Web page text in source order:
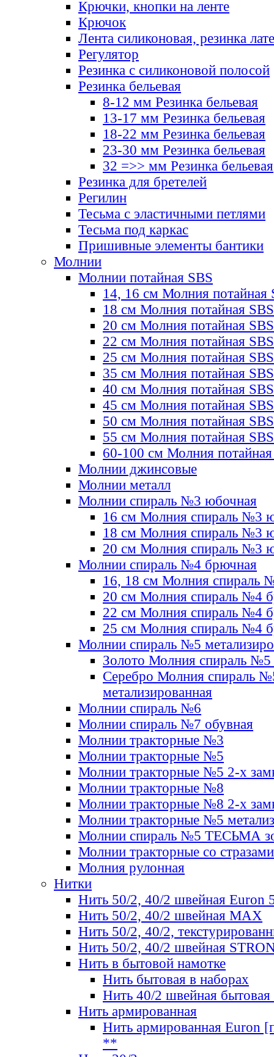
Крючки, кнопки на ленте
Крючок
Лента силиконовая, резинка
Регулятор
Резинка с силиконовой полосой
Резинка бельевая
8-12 мм Резинка бельевая
13-17 мм Резинка бельевая
18-22 мм Резинка бельевая
23-30 мм Резинка бельевая
32 =>> мм Резинка бельевая
Резинка для бретелей
Регилин
Тесьма с эластичными петлями
Тесьма под каркас
Пришивные элементы бантики
Молнии
Молнии потайная SBS
14, 16 см Молния потайная
18 см Молния потайная SBS
20 см Молния потайная SBS
22 см Молния потайная SBS
25 см Молния потайная SBS
35 см Молния потайная SBS
40 см Молния потайная SBS
45 см Молния потайная SBS
50 см Молния потайная SBS
55 см Молния потайная SBS
60-100 см Молния
Молнии джинсовые
Молнии металл
Молнии спираль №3 юбочная
16 см Молния спираль №3
18 см Молния спираль №3
20 см Молния спираль №3
Молнии спираль №4 брючная
16, 18 см Молния спираль
20 см Молния спираль №4
22 см Молния спираль №4
25 см Молния спираль №4
Молнии спираль №5
Золото Молния спираль №5
Серебро Молния спираль
метализированная
Молнии спираль №6
Молнии спираль №7 обувная
Молнии тракторные №3
Молнии тракторные №5
Молнии тракторные №5 2-х
Молнии тракторные №8
Молнии тракторные №8 2-х
Молнии тракторные №5
Молнии спираль №5 ТЕСЬМА
Молнии тракторные со стразами
Молния рулонная
Нитки
Нить 50/2, 40/2 швейная Euron
Нить 50/2, 40/2 швейная МАХ
Нить 50/2, 40/2,
Нить 50/2, 40/2 швейная
Нить в бытовой намотке
Нить бытовая в наборах
Нить 40/2 швейная бытовая
Нить армированная
Нить армированная Euron
**